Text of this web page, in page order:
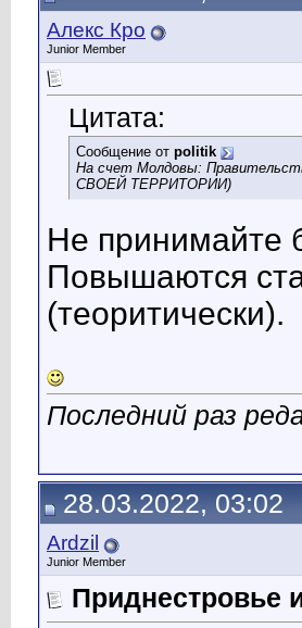
Алекс Кро
Junior Member
Цитата:
Сообщение от politik
На счет Молдовы:
СВОЕЙ ТЕРРИТОРИИ)
Не принимайте
Повышаются
(теоритически).
Последний раз
28.03.2022, 03:02
Ardzil
Junior Member
Приднестровье